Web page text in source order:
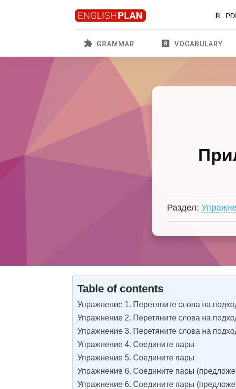
GRAMMAR VOCABULARY
Раздел:
Table of contents
Упражнение 1. Перетяните слова на
Упражнение 2. Перетяните слова на
Упражнение 3. Перетяните слова на
Упражнение 4. Соедините пары
Упражнение 5. Соедините пары
Упражнение 6. Соедините пары
Упражнение 6. Соедините пары